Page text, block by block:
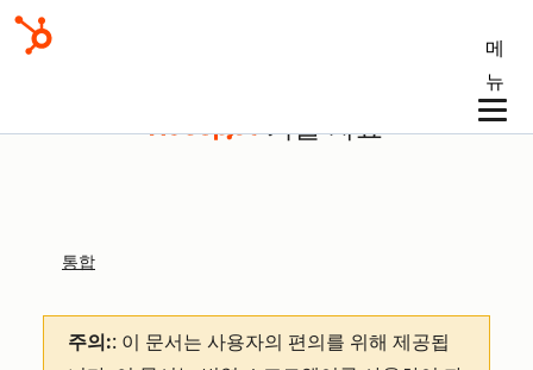
메
뉴
기술 자료
통합
주의:: 이 문서는 사용자의 편의를 위해 제공됩